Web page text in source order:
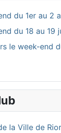
du 1er au 2
du 18 au 19
le week-end
la Ville de